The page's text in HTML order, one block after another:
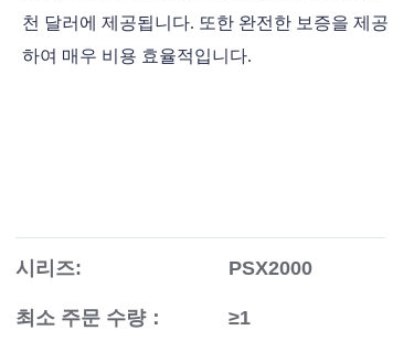
천 달러에 제공됩니다. 또한 완전한 보증을 제공
하여 매우 비용 효율적입니다.
시리즈: PSX2000
최소 주문 수량： ≥1